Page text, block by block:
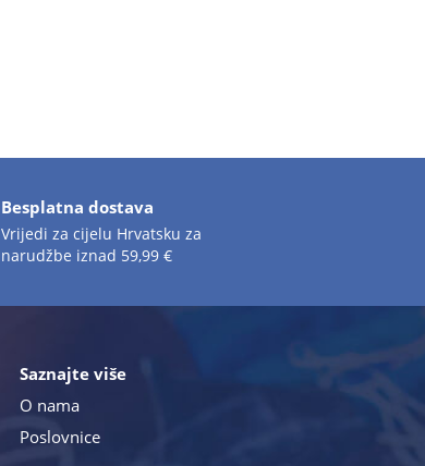
Besplatna dostava
Vrijedi za cijelu Hrvatsku za
narudžbe iznad 59,99 €
Saznajte više
O nama
Poslovnice